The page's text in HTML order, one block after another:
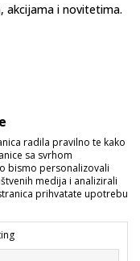
akcijama i novitetima.
radila pravilno te kako
sa svrhom
bismo personalizovali
medija i analizirali
prihvatate upotrebu